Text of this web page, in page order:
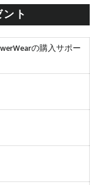
ト
の購入サポー